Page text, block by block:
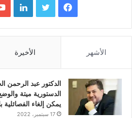
ي
و
ك
و
ر
ي
د
إ
الأشهر الأخيرة
الدكتور عبد الرحمن
الدستورية ميتة
يمكن إلغاء الفصائلية
17 سبتمبر، 2022